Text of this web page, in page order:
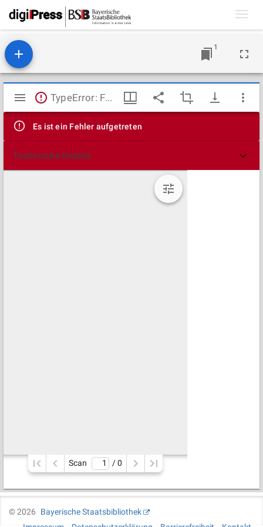
1
Mirador
Viewer
TypeError: Failed to fetch
Es ist ein Fehler aufgetreten
Technische Details
Scan / 0
©2026
Bayerische Staatsbibliothek